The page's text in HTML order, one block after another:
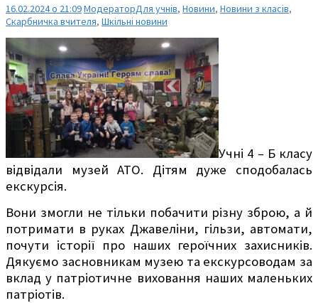
16.02.2024 о 21:09МодераторДля учнів, Новини, Новини з класів,
Скарбничка вчителя, Шкільні новини
Учні 4 – Б класу
відвідали музей АТО. Дітям дуже сподобалась
екскурсія.
Вони змогли не тільки побачити різну зброю, а й
потримати в руках Джавеліни, гільзи, автомати,
почути історії про наших героїчних захисників.
Дякуємо засновникам музею та екскурсоводам за
вклад у патріотичне виховання наших маленьких
патріотів.